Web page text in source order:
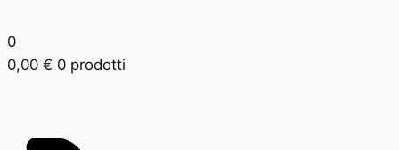
0
0,00 € 0 prodotti